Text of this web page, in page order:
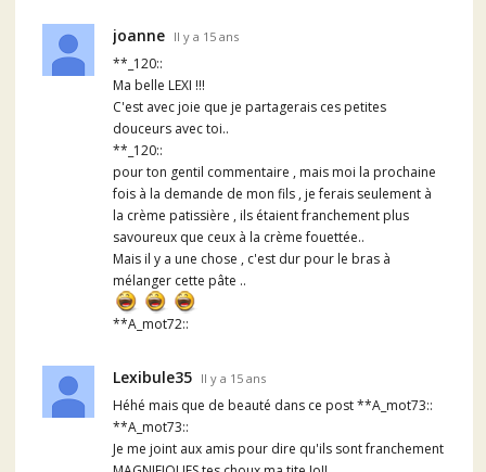
joanne Il y a 15 ans
**_120::
Ma belle LEXI !!!
C'est avec joie que je partagerais ces petites
douceurs avec toi..
**_120::
pour ton gentil commentaire , mais moi la prochaine
fois à la demande de mon fils , je ferais seulement à
la crème patissière , ils étaient franchement plus
savoureux que ceux à la crème fouettée..
Mais il y a une chose , c'est dur pour le bras à
mélanger cette pâte ..
**A_mot72::
Lexibule35 Il y a 15 ans
Héhé mais que de beauté dans ce post **A_mot73::
**A_mot73::
Je me joint aux amis pour dire qu'ils sont franchement